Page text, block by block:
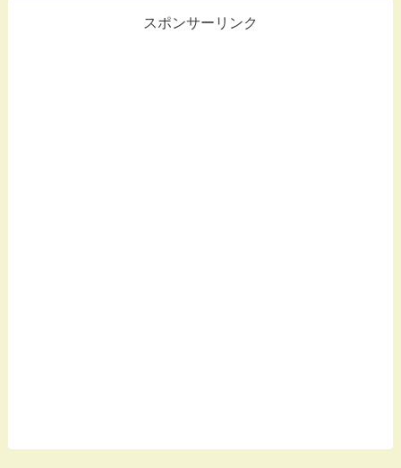
スポンサーリンク